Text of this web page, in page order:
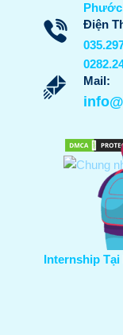
Điện
Mail:
Internship Tại